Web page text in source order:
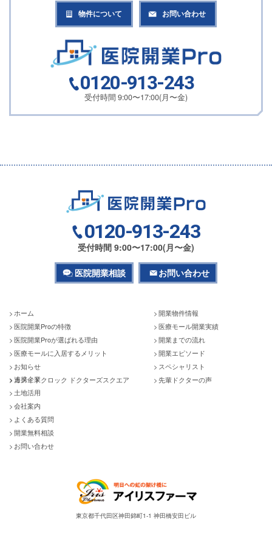
物件について お問い合わせ
0120-913-243
受付時間 9:00〜17:00(月〜金)
0120-913-243
受付時間 9:00〜17:00(月〜金)
医院開業相談 お問い合わせ
ホーム
医院開業Proの特徴
医院開業Proが選ばれる理由
医療モールに入居するメリット
お知らせ
カメイドクロック ドクターズスクエア
開業物件情報
医療モール開業実績
開業までの流れ
開業エピソード
スペシャリスト
先輩ドクターの声
連携企業
土地活用
会社案内
よくある質問
開業無料相談
お問い合わせ
東京都千代田区神田錦町1-1 神田橋安田ビル